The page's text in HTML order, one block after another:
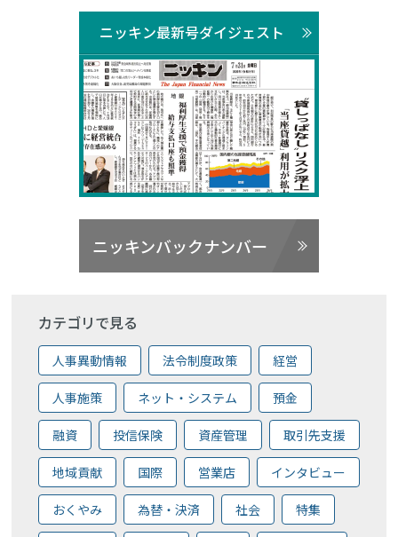
ニッキン最新号ダイジェスト
ニッキンバックナンバー
カテゴリで見る
人事異動情報 法令制度政策 経営
人事施策 ネット・システム 預金
融資 投信保険 資産管理 取引先支援
地域貢献 国際 営業店 インタビュー
おくやみ 為替・決済 社会 特集